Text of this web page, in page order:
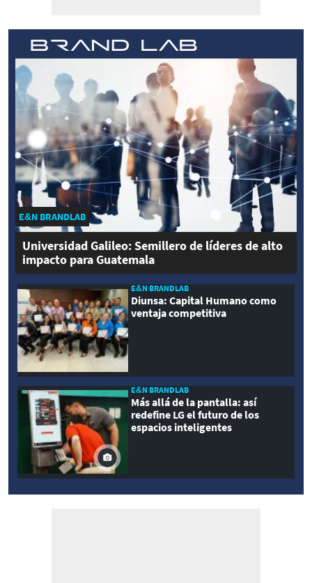
E&N BRANDLAB
Universidad Galileo: Semillero de líderes de alto
impacto para Guatemala
E&N BRANDLAB
Diunsa: Capital Humano como
ventaja competitiva
E&N BRANDLAB
Más allá de la pantalla: así
redefine LG el futuro de los
espacios inteligentes